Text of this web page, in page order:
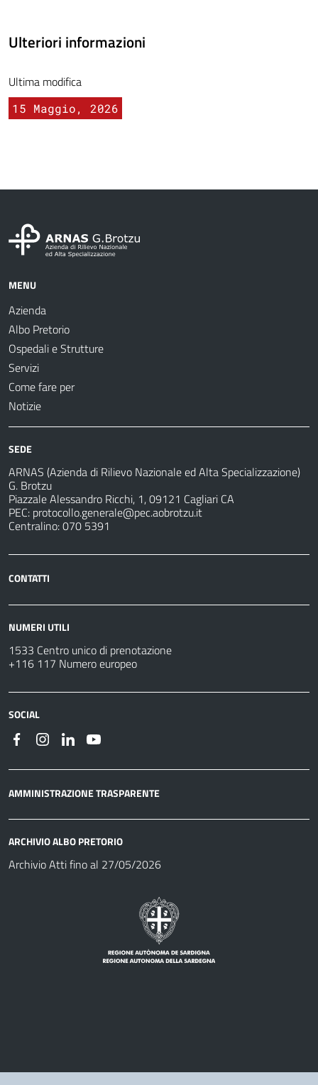
Ulteriori informazioni
Ultima modifica
15 Maggio, 2026
MENU
Azienda
Albo Pretorio
Ospedali e Strutture
Servizi
Come fare per
Notizie
SEDE
ARNAS (Azienda di Rilievo Nazionale ed Alta Specializzazione)
G. Brotzu
Piazzale Alessandro Ricchi, 1, 09121 Cagliari CA
PEC: protocollo.generale@pec.aobrotzu.it
Centralino: 070 5391
CONTATTI
NUMERI UTILI
1533 Centro unico di prenotazione
+116 117 Numero europeo
SOCIAL
AMMINISTRAZIONE TRASPARENTE
ARCHIVIO ALBO PRETORIO
Archivio Atti fino al 27/05/2026